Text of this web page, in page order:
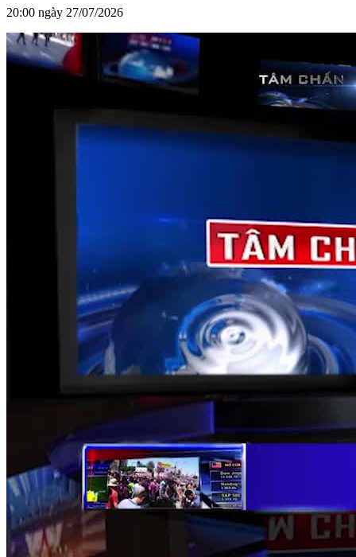
20:00 ngày 27/07/2026